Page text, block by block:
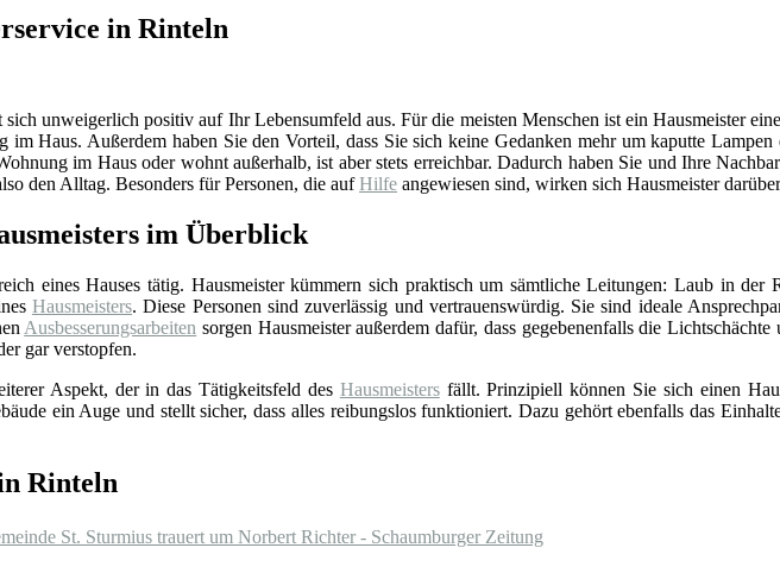
in Rinteln
unweigerlich positiv auf Ihr Lebensumfeld aus. Für die meisten Menschen ist ein Hausmeister
im Haus. Außerdem haben Sie den Vorteil, dass Sie sich keine Gedanken mehr um kaputte
im Haus oder wohnt außerhalb, ist aber stets erreichbar. Dadurch haben Sie und Ihre
den Alltag. Besonders für Personen, die aufHilfe angewiesen sind, wirken sich Hausmeister
im Überblick
eines Hauses tätig. Hausmeister kümmern sich praktisch um sämtliche Leitungen: Laub in der
Hausmeisters. Diese Personen sind zuverlässig und vertrauenswürdig. Sie sind ideale
Ausbesserungsarbeiten sorgen Hausmeister außerdem dafür, dass gegebenenfalls die
gar verstopfen.
Aspekt, der in das Tätigkeitsfeld des Hausmeistersfällt. Prinzipiell können Sie sich einen
ein Auge und stellt sicher, dass alles reibungslos funktioniert. Dazu gehört ebenfalls das
Rinteln
St. Sturmius trauert um Norbert Richter - Schaumburger Zeitung